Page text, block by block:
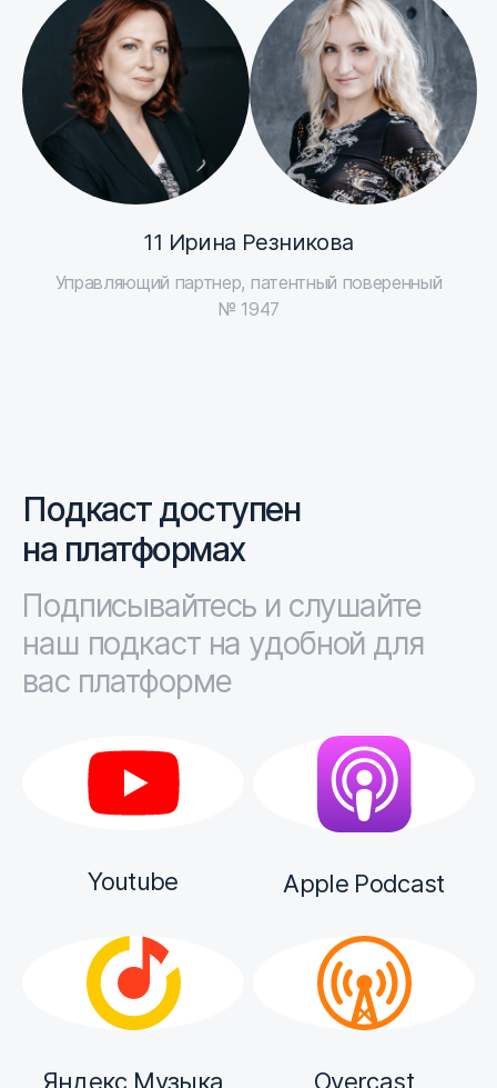
11 Ирина Резникова
Управляющий партнер, патентный поверенный
№ 1947
Подкаст доступен
на платформах
Подписывайтесь и слушайте
наш подкаст на удобной для
вас платформе
Youtube Apple Podcast
Яндекс Музыка Overcast